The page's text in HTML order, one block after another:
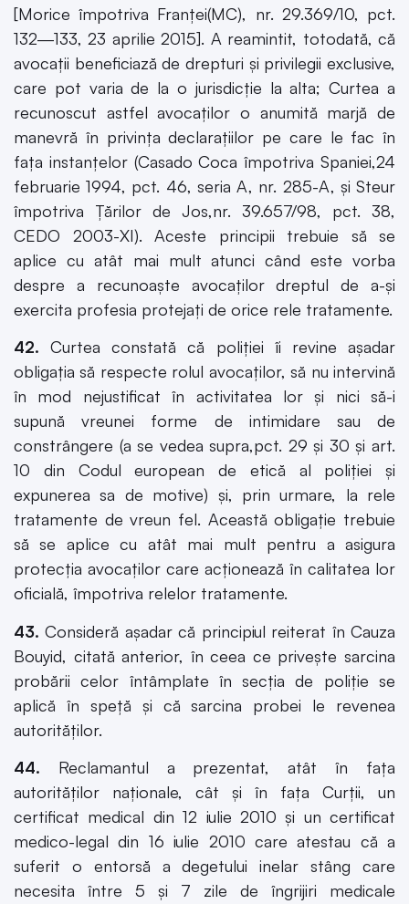
[Morice împotriva Franţei(MC), nr. 29.369/10, pct.
132—133, 23 aprilie 2015]. A reamintit, totodată, că
avocaţii beneficiază de drepturi şi privilegii exclusive,
care pot varia de la o jurisdicţie la alta; Curtea a
recunoscut astfel avocaţilor o anumită marjă de
manevră în privinţa declaraţiilor pe care le fac în
faţa instanţelor (Casado Coca împotriva Spaniei,24
februarie 1994, pct. 46, seria A, nr. 285-A, şi Steur
împotriva Ţărilor de Jos,nr. 39.657/98, pct. 38,
CEDO 2003-XI). Aceste principii trebuie să se
aplice cu atât mai mult atunci când este vorba
despre a recunoaşte avocaţilor dreptul de a-şi
exercita profesia protejaţi de orice rele tratamente.
42. Curtea constată că poliţiei îi revine aşadar
obligaţia să respecte rolul avocaţilor, să nu intervină
în mod nejustificat în activitatea lor şi nici să-i
supună vreunei forme de intimidare sau de
constrângere (a se vedea supra,pct. 29 şi 30 şi art.
10 din Codul european de etică al poliţiei şi
expunerea sa de motive) şi, prin urmare, la rele
tratamente de vreun fel. Această obligaţie trebuie
să se aplice cu atât mai mult pentru a asigura
protecţia avocaţilor care acţionează în calitatea lor
oficială, împotriva relelor tratamente.
43. Consideră aşadar că principiul reiterat în Cauza
Bouyid, citată anterior, în ceea ce priveşte sarcina
probării celor întâmplate în secţia de poliţie se
aplică în speţă şi că sarcina probei le revenea
autorităţilor.
44. Reclamantul a prezentat, atât în faţa
autorităţilor naţionale, cât şi în faţa Curţii, un
certificat medical din 12 iulie 2010 şi un certificat
medico-legal din 16 iulie 2010 care atestau că a
suferit o entorsă a degetului inelar stâng care
necesita între 5 şi 7 zile de îngrijiri medicale